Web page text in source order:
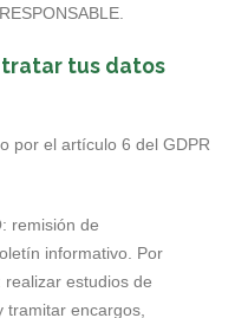
tratar tus datos
por el artículo 6 del GDPR
remisión de
informativo. Por
realizar estudios de
tramitar encargos,